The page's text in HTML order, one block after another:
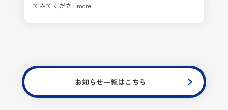
てみてくださ...more
お知らせ一覧はこちら